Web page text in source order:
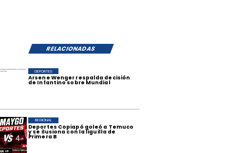
RELACIONADAS
Arsene Wenger respalda decisión
de Infantino sobre Mundial
DEPORTES
Deportes Copiapó goleó a Temuco
y se ilusiona con la liguilla de
Primera B
REGIONAL